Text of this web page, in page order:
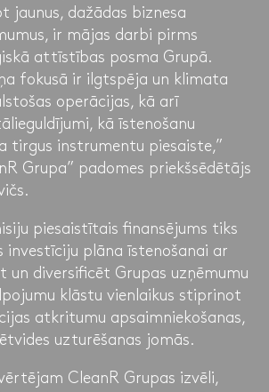
jaunus, dažādas biznesa
ir mājas darbi pirms
attīstības posma Grupā.
fokusā ir ilgtspēja un klimata
operācijas, kā arī
kā īstenošanu
tirgus instrumentu piesaiste,”
Grupa” padomes priekšsēdētājs
piesaistītais finansējums tiks
investīciju plāna īstenošanai ar
un diversificēt Grupas uzņēmumu
klāstu vienlaikus stiprinot
atkritumu apsaimniekošanas,
uzturēšanas jomās.
CleanR Grupas izvēli,